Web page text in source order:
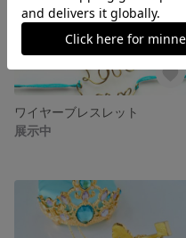
ワイヤーブレスレット
展示中